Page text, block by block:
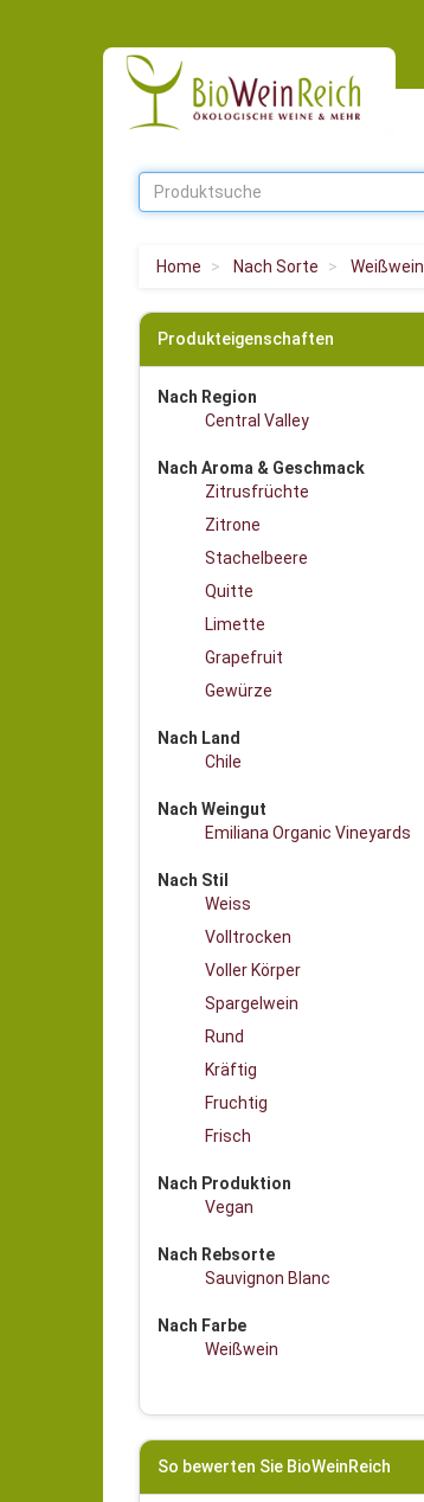
Home Nach Sorte Weißwein
Produkteigenschaften
Nach Region
Central Valley
Nach Aroma & Geschmack
Zitrusfrüchte
Zitrone
Stachelbeere
Quitte
Limette
Grapefruit
Gewürze
Nach Land
Chile
Nach Weingut
Emiliana Organic Vineyards
Nach Stil
Weiss
Volltrocken
Voller Körper
Spargelwein
Rund
Kräftig
Fruchtig
Frisch
Nach Produktion
Vegan
Nach Rebsorte
Sauvignon Blanc
Nach Farbe
Weißwein
So bewerten Sie BioWeinReich